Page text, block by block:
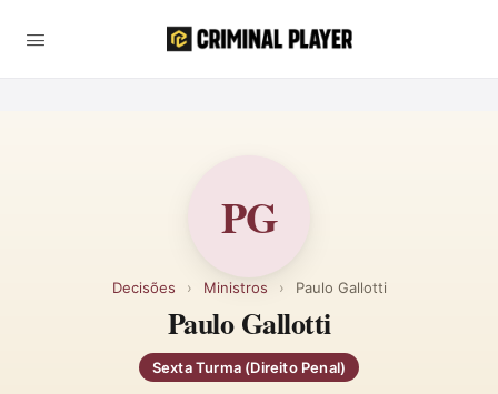
PG
Decisões › Ministros › Paulo Gallotti
Paulo Gallotti
Sexta Turma (Direito Penal)